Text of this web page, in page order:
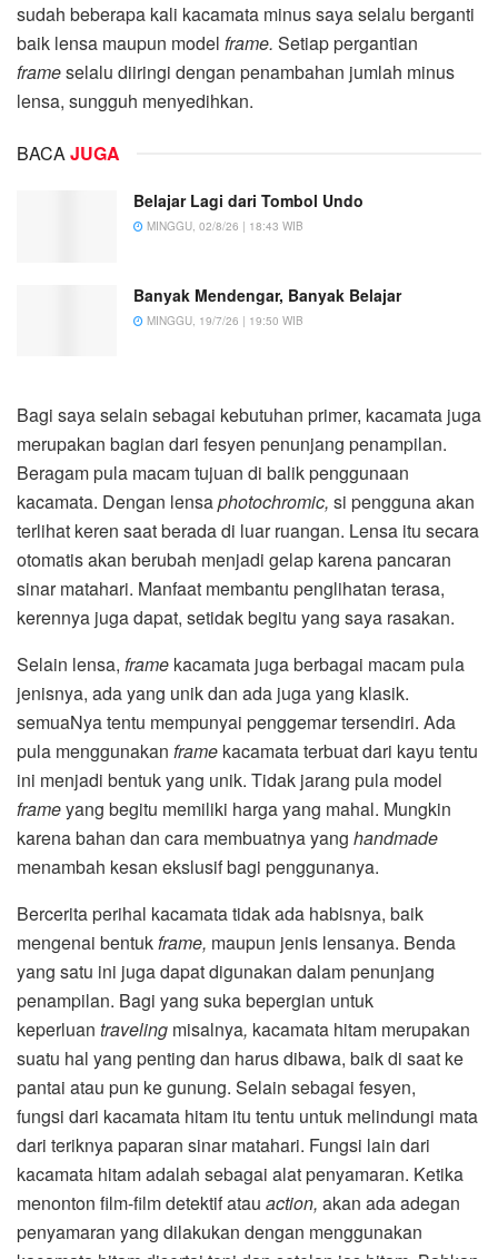
sudah beberapa kali kacamata minus saya selalu berganti
baik lensa maupun model frame. Setiap pergantian
frameselalu diiringi dengan penambahan jumlah minus
lensa, sungguh menyedihkan.
BACAJUGA
Belajar Lagi dari Tombol Undo
MINGGU, 02/8/26 | 18:43 WIB
Banyak Mendengar, Banyak Belajar
MINGGU, 19/7/26 | 19:50 WIB
Bagi saya selain sebagai kebutuhan primer, kacamata juga
merupakan bagian dari fesyen penunjang penampilan.
Beragam pula macam tujuan di balik penggunaan
kacamata. Dengan lensaphotochromic, si pengguna akan
terlihat keren saat berada di luar ruangan. Lensa itu secara
otomatis akan berubah menjadi gelap karena pancaran
sinar matahari. Manfaat membantu penglihatan terasa,
kerennya juga dapat, setidak begitu yang saya rasakan.
Selain lensa, frame kacamata juga berbagai macam pula
jenisnya, ada yang unik dan ada juga yang klasik.
semuaNya tentu mempunyai penggemar tersendiri. Ada
pula menggunakan frame kacamata terbuat dari kayu tentu
ini menjadi bentuk yang unik. Tidak jarang pula model
frameyang begitu memiliki harga yang mahal. Mungkin
karena bahan dan cara membuatnya yang handmade
menambah kesan ekslusif bagi penggunanya.
Bercerita perihal kacamata tidak ada habisnya, baik
mengenai bentukframe, maupun jenis lensanya. Benda
yang satu ini juga dapat digunakan dalam penunjang
penampilan. Bagi yang suka bepergian untuk
keperluan traveling misalnya, kacamata hitam merupakan
suatu hal yang penting dan harus dibawa, baik di saat ke
pantai atau pun ke gunung. Selain sebagai fesyen,
fungsi dari kacamata hitam itu tentu untuk melindungi mata
dari teriknya paparan sinar matahari. Fungsi lain dari
kacamata hitam adalah sebagai alat penyamaran. Ketika
menonton film-film detektif atau action, akan ada adegan
penyamaran yang dilakukan dengan menggunakan